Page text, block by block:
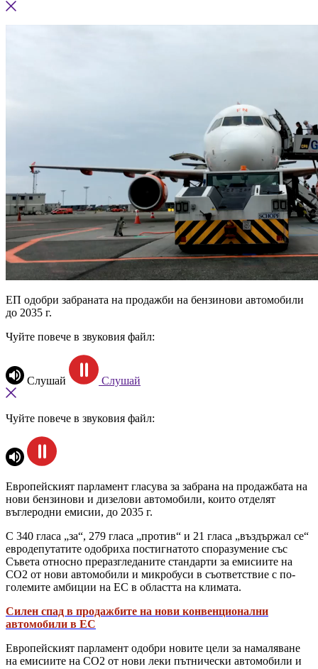
ЕП одобри забраната на продажби на бензинови автомобили
до 2035 г.
Чуйте повече в звуковия файл:
Слушай Слушай
Чуйте повече в звуковия файл:
Европейският парламент гласува за забрана на продажбата на
нови бензинови и дизелови автомобили, които отделят
въглеродни емисии, до 2035 г.
С 340 гласа „за“, 279 гласа „против“ и 21 гласа „въздържал се“
евродепутатите одобриха постигнатото споразумение със
Съвета относно преразгледаните стандарти за емисиите на
CO2 от нови автомобили и микробуси в съответствие с по-
големите амбиции на ЕС в областта на климата.
Силен спад в продажбите на нови конвенционални
автомобили в ЕС
Европейският парламент одобри новите цели за намаляване
на емисиите на CO2 от нови леки пътнически автомобили и